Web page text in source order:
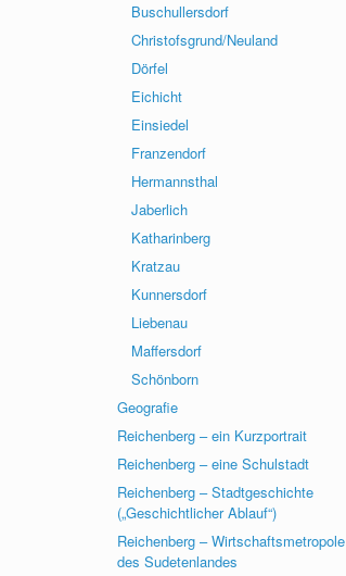
Buschullersdorf
Christofsgrund/Neuland
Dörfel
Eichicht
Einsiedel
Franzendorf
Hermannsthal
Jaberlich
Katharinberg
Kratzau
Kunnersdorf
Liebenau
Maffersdorf
Schönborn
Geografie
Reichenberg – ein Kurzportrait
Reichenberg – eine Schulstadt
Reichenberg – Stadtgeschichte
(„Geschichtlicher Ablauf“)
Reichenberg – Wirtschaftsmetropole
des Sudetenlandes